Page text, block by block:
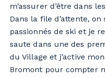
m’assurer d’être dans
Dans la file d’attente, on
passionnés de ski et je re
saute dans unedes
du Village et j’active
Bromont pour compter